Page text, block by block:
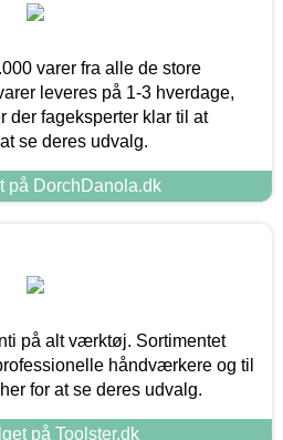
varer fra alle de store
leveres på 1-3 hverdage,
der fageksperter klar til at
se deres udvalg.
på DorchDanola.dk
på alt værktøj. Sortimentet
håndværkere og til
for at se deres udvalg.
på Toolster.dk